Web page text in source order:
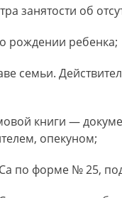
занятости об
рождении ребенка;
семьи.
книги —
опекуном;
по форме № 25,